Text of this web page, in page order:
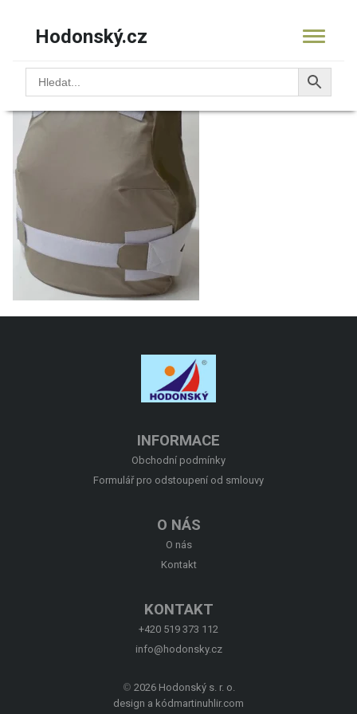
Hodonský.cz
16.0934 vesta LADY–
INFORMACE
Obchodní podmínky
Formulář pro odstoupení od smlouvy
O NÁS
O nás
Kontakt
KONTAKT
+420 519 373 112
info@hodonsky.cz
© 2026 Hodonský s. r. o.
design a kód martinuhlir.com